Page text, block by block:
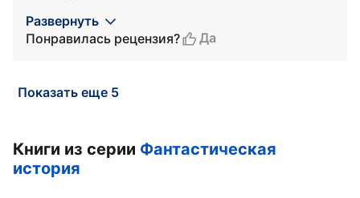
Развернуть
Понравилась рецензия?
Да
Показать еще 5
Книги из серии Фантастическая
история